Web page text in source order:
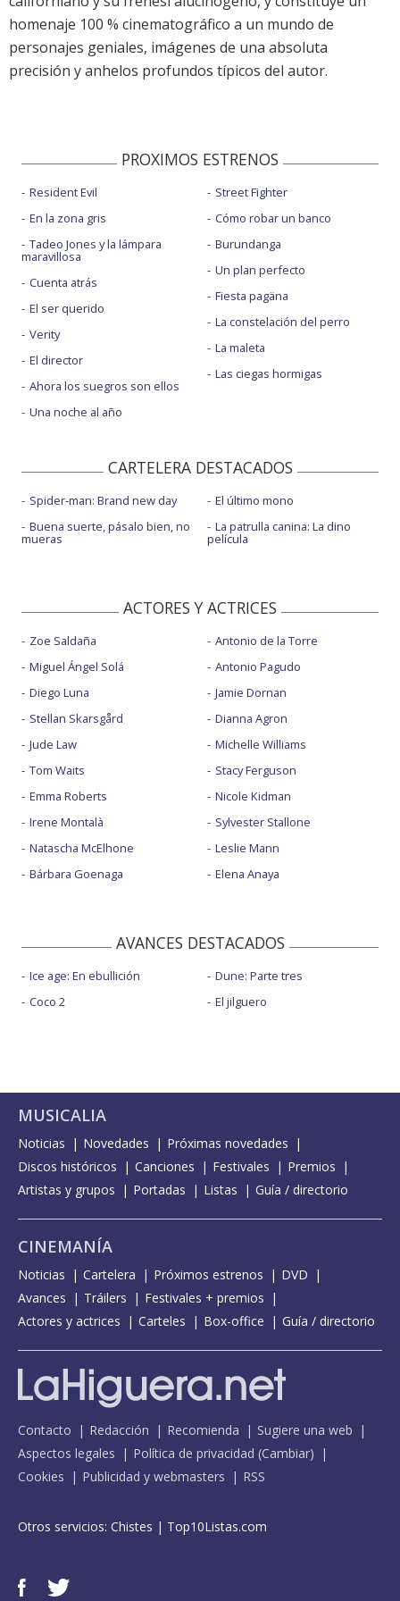
homenaje 100 % cinematográfico a un mundo de
personajes geniales, imágenes de una absoluta
precisión y anhelos profundos típicos del autor.
PROXIMOS ESTRENOS
Resident Evil
En la zona gris
Tadeo Jones y la lámpara
maravillosa
Cuenta atrás
El ser querido
Verity
El director
Ahora los suegros son ellos
Una noche al año
Street Fighter
Cómo robar un banco
Burundanga
Un plan perfecto
Fiesta pagäna
La constelación del perro
La maleta
Las ciegas hormigas
CARTELERA DESTACADOS
Spider-man: Brand new day
Buena suerte, pásalo bien, no
mueras
El último mono
La patrulla canina: La dino
película
ACTORES Y ACTRICES
Zoe Saldaña
Miguel Ángel Solá
Diego Luna
Stellan Skarsgård
Jude Law
Tom Waits
Emma Roberts
Irene Montalà
Natascha McElhone
Bárbara Goenaga
Antonio de la Torre
Antonio Pagudo
Jamie Dornan
Dianna Agron
Michelle Williams
Stacy Ferguson
Nicole Kidman
Sylvester Stallone
Leslie Mann
Elena Anaya
AVANCES DESTACADOS
Ice age: En ebullición
Coco 2
Dune: Parte tres
El jilguero
MUSICALIA
Noticias Novedades
Próximas novedades
Discos históricos
Canciones Festivales
Premios
Artistas y grupos
Portadas Listas Guía / directorio
CINEMANÍA
Noticias Cartelera Próximos estrenos
DVD
Avances
Tráilers
Festivales + premios
Actores y actrices
Carteles Box-office Guía / directorio
Contacto Redacción Recomienda
Sugiere una web
Aspectos legales
Política de privacidad (Cambiar)
Cookies
Publicidad y webmasters RSS
Otros servicios: Chistes | Top10Listas.com